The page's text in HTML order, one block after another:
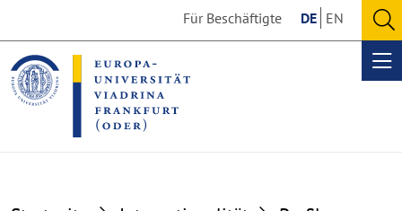
the
content
section
the
footer
section
Für Beschäftigte DE EN